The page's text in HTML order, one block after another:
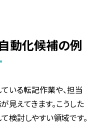
動化候補の例
いる転記作業や、担当
えてきます。こうした
検討しやすい領域です。